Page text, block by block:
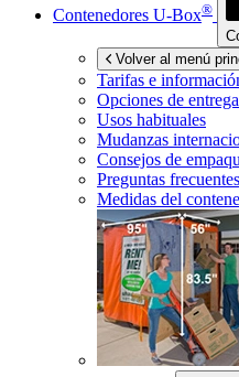
Contenedores U-Box®
Volver al menú
Tarifas e
Opciones de entrega
Usos habituales
Mudanzas
Consejos de
Preguntas frecuentes
Medidas del